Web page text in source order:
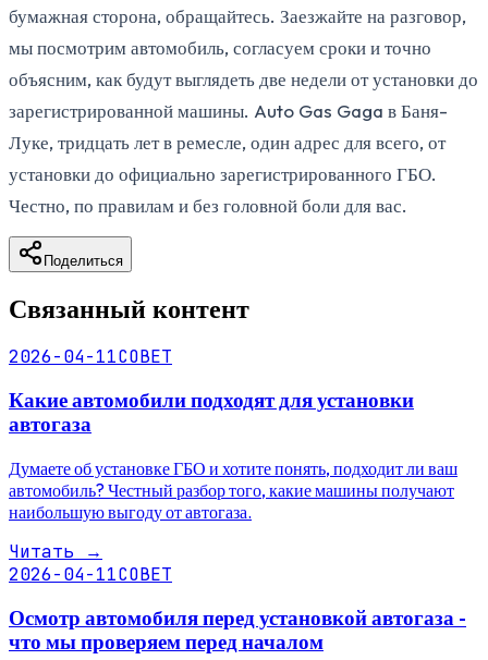
бумажная сторона, обращайтесь. Заезжайте на разговор,
мы посмотрим автомобиль, согласуем сроки и точно
объясним, как будут выглядеть две недели от установки до
зарегистрированной машины. Auto Gas Gaga в Баня-
Луке, тридцать лет в ремесле, один адрес для всего, от
установки до официально зарегистрированного ГБО.
Честно, по правилам и без головной боли для вас.
Поделиться
Связанный контент
2026-04-11СОВЕТ
Какие автомобили подходят для установки
автогаза
Думаете об установке ГБО и хотите понять, подходит ли ваш
автомобиль? Честный разбор того, какие машины получают
наибольшую выгоду от автогаза.
Читать →
2026-04-11СОВЕТ
Осмотр автомобиля перед установкой автогаза -
что мы проверяем перед началом